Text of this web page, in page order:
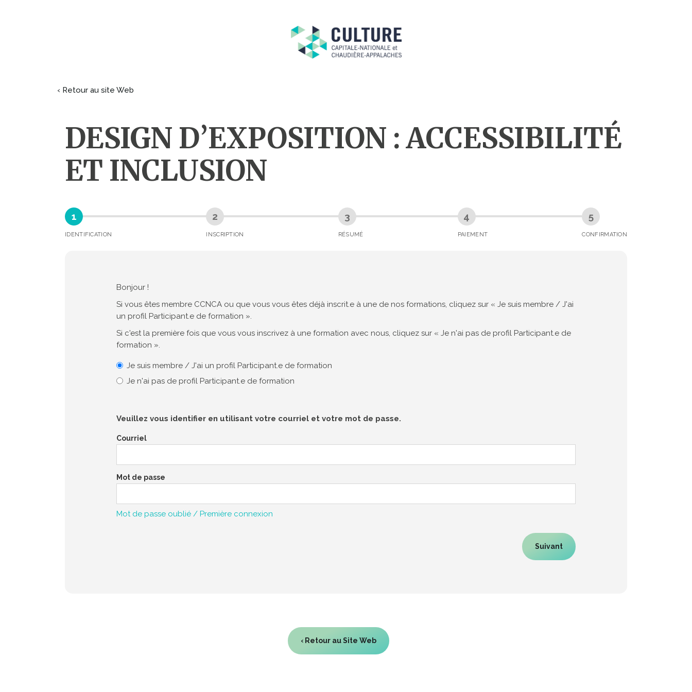
‹ Retour au site Web
DESIGN D’EXPOSITION : ACCESSIBILITÉ
ET INCLUSION
IDENTIFICATION INSCRIPTION RÉSUMÉ PAIEMENT CONFIRMATION
Bonjour !
Si vous êtes membre CCNCA ou que vous vous êtes déjà inscrit.e à une de nos formations, cliquez sur « Je suis membre / J'ai
un profil Participant.e de formation ».
Si c'est la première fois que vous vous inscrivez à une formation avec nous, cliquez sur « Je n'ai pas de profil Participant.e de
formation ».
Je suis membre / J'ai un profil Participant.e de formation
Je n'ai pas de profil Participant.e de formation
Veuillez vous identifier en utilisant votre courriel et votre mot de passe.
Courriel
Mot de passe
Mot de passe oublié / Première connexion
‹ Retour au Site Web